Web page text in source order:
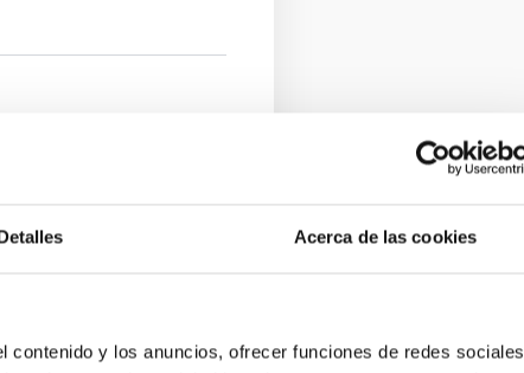
Acerca de las cookies
y los anuncios, ofrecer funciones de redes sociales